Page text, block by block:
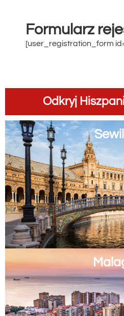
Formularz
[user_registration_form
Odkryj